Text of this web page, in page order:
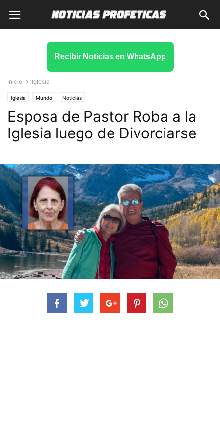
Recibir Noticias en WhatsApp
Inicio Iglesia
Iglesia Mundo Noticias
Esposa de Pastor Roba a la
Iglesia luego de Divorciarse